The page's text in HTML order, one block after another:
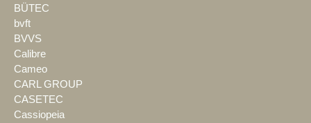
BÜTEC
bvft
BVVS
Calibre
Cameo
CARL GROUP
CASETEC
Cassiopeia